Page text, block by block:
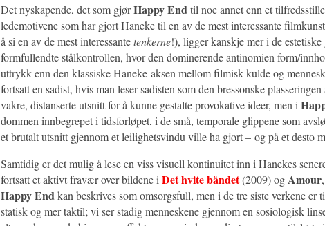
Det nyskapende, det som gjørHappy Endtil noe annet enn et
ledemotivene som har gjort Haneke til en av de mest interessante
å si en av de mest interessantetenkerne!), ligger kanskje mer i de estetiske
formfullendte stålkontrollen, hvor den dominerende antinomien form/
uttrykk enn den klassiske Haneke-aksen mellom filmisk kulde og
fortsatt en sadist, hvis man leser sadisten som den bressonske
vakre, distanserte utsnitt for å kunne gestalte provokative ideer, men i
dommen innbegrepet i tidsforløpet, i de små, temporale glippene som
et brutalt utsnitt gjennom et leilighetsvindu ville ha gjort – og på et desto
Samtidig er det mulig å lese en viss visuell kontinuitet inn i Hanekes
fortsatt et aktivt fravær over bildene i Det hvite båndet(2009) ogAmour
Happy Endkan beskrives som omsorgsfull, men i de tre siste verkene
statisk og mer taktil; vi ser stadig menneskene gjennom en sosiologisk